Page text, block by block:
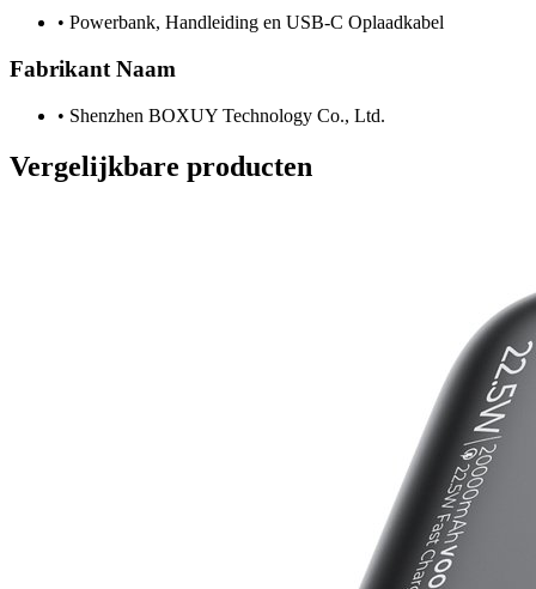
• Powerbank, Handleiding en USB-C Oplaadkabel
Fabrikant Naam
• Shenzhen BOXUY Technology Co., Ltd.
Vergelijkbare producten